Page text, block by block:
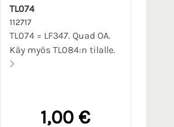
TL074
112717
TL074 = LF347. Quad OA.
Käy myös TL084:n tilalle.
1,00 €